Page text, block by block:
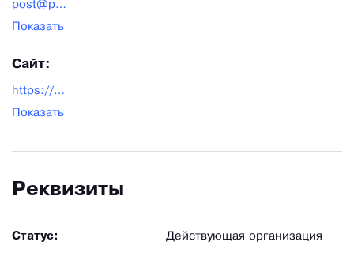
post@peropavlina.ru
Показать
Сайт:
https://www.peropavlina.ru/
Показать
Реквизиты
Статус: Действующая организация